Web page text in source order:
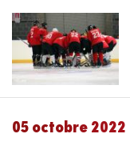
05 octobre 2022